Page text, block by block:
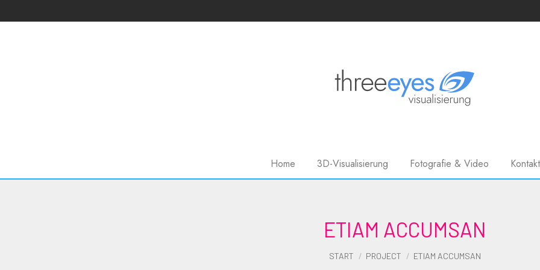
Home 3D-Visualisierung Fotografie & Video Kontakt
ETIAM ACCUMSAN
START PROJECT ETIAM ACCUMSAN